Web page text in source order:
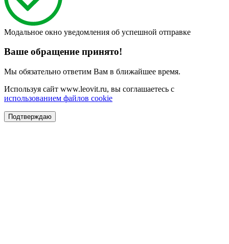
Модальное окно уведомления об успешной отправке
Ваше обращение принято!
Мы обязательно ответим Вам в ближайшее время.
Используя сайт www.leovit.ru, вы соглашаетесь с
использованием файлов cookie
Подтверждаю